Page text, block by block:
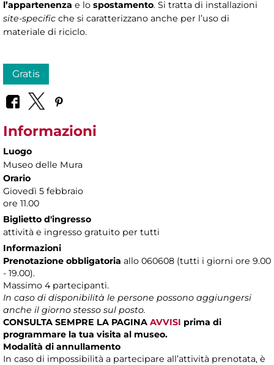
l’appartenenza e lo spostamento. Si tratta di installazioni
site-specific che si caratterizzano anche per l’uso di
materiale di riciclo.
Gratis
Informazioni
Luogo
Museo delle Mura
Orario
Giovedì 5 febbraio
ore 11.00
Biglietto d'ingresso
attività e ingresso gratuito per tutti
Informazioni
Prenotazione obbligatoria allo 060608 (tutti i giorni ore 9.00
- 19.00).
Massimo 4 partecipanti.
In caso di disponibilità le persone possono aggiungersi
anche il giorno stesso sul posto.
CONSULTA SEMPRE LA PAGINA AVVISI prima di
programmare la tua visita al museo.
Modalità di annullamento
In caso di impossibilità a partecipare all’attività prenotata, è